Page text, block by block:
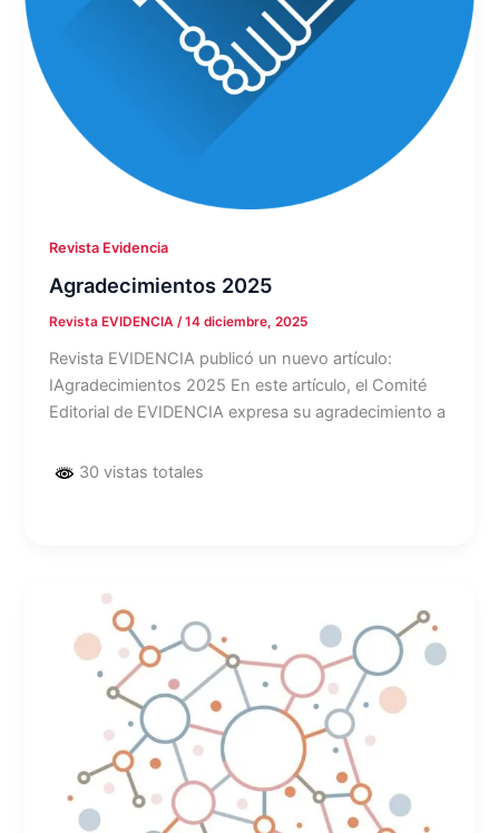
Revista Evidencia
Agradecimientos 2025
Revista EVIDENCIA/14 diciembre, 2025
Revista EVIDENCIA publicó un nuevo artículo:
IAgradecimientos 2025 En este artículo, el Comité
Editorial de EVIDENCIA expresa su agradecimiento a
30 vistas totales